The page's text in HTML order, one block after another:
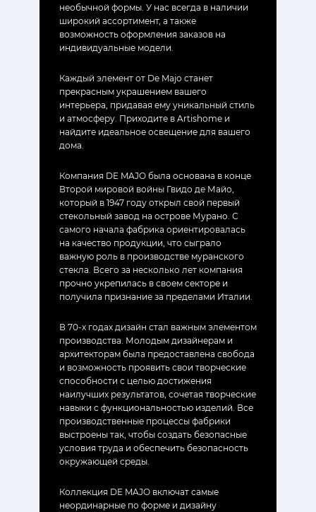
необычной формы. У нас всегда в наличии
широкий ассортимент, а также
возможность оформления заказов на
индивидуальные модели.
Каждый элемент от De Majo станет
прекрасным украшением вашего
интерьера, придавая ему уникальный стиль
и атмосферу. Приходите в Artishome и
найдите идеальное освещение для вашего
дома.
Компания DE MAJO была основана в конце
Второй мировой войны Гвидо де Майо,
который в 1947 году открыл свой первый
стекольный завод на острове Мурано. С
самого начала фабрика ориентировалась
на качество продукции, что сыграло
важную роль в производстве муранского
стекла. Всего за несколько лет компания
прочно укрепилась в своем секторе и
получила признание за пределами Италии.
В 70-х годах дизайн стал важным элементом
производства. Молодым дизайнерам и
архитекторам была предоставлена свобода
и возможность проявить свои творческие
способности с целью достижения
наилучших результатов, сочетая творческие
навыки с функциональностью изделий. Все
производственные процессы фабрики
выстроены так, чтобы создать безопасные
условия труда и обеспечить безопасность
окружающей среды.
Коллекция DE MAJO включат самые
неординарные по форме и дизайну